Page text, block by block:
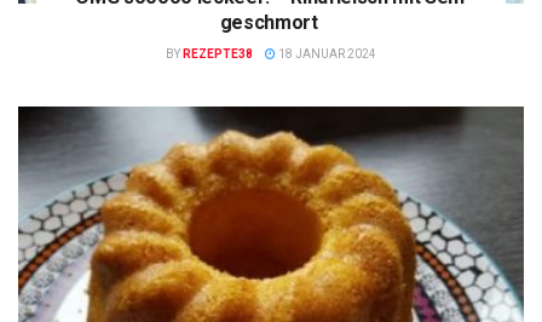
geschmort
BY REZEPTE38 18 JANUAR 2024